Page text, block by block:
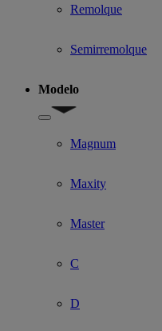
Remolque
Semirremolque
Modelo
Show submenu for Modelo
Magnum
Maxity
Master
C
D